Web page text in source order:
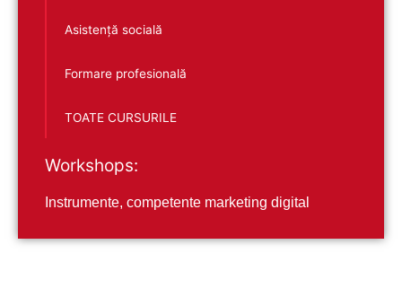
Asistență socială
Formare profesională
TOATE CURSURILE
Workshops:
Instrumente, competente marketing digital